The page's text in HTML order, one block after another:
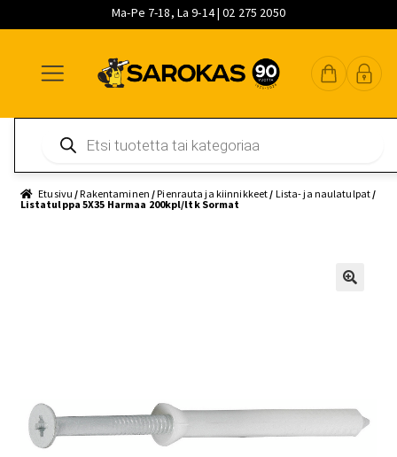
Ma-Pe 7-18, La 9-14 | 02 275 2050
navigointiin
sisältöön
pääsisältöön
search
Etusivu /Rakentaminen /Pienrauta ja kiinnikkeet / Lista- ja naulatulpat /
Listatulppa 5X35 Harmaa 200kpl/ltk Sormat